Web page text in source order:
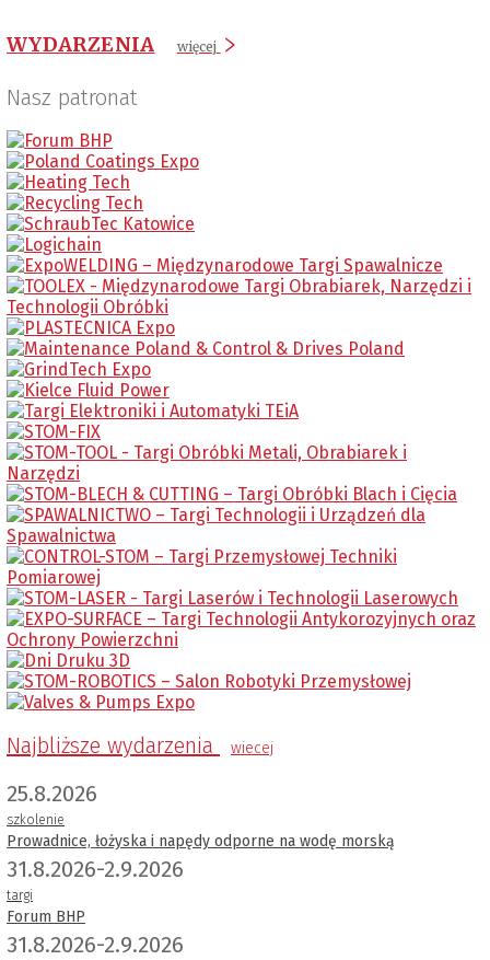
WYDARZENIA więcej
Nasz patronat
Najbliższe wydarzenia wiecej
25.8.2026
szkolenie
Prowadnice, łożyska i napędy odporne na wodę morską
31.8.2026-2.9.2026
targi
Forum BHP
31.8.2026-2.9.2026